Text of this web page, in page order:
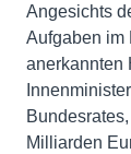
Angesichts
Aufgaben im
anerkannten
Milliarden